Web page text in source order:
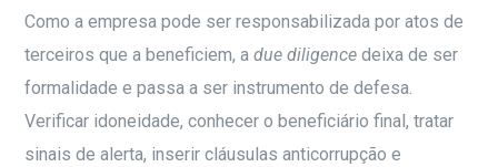
Como a empresa pode ser responsabilizada por atos de
terceiros que a beneficiem, adue diligencedeixa de ser
formalidade e passa a ser instrumento de defesa.
Verificar idoneidade, conhecer o beneficiário final, tratar
sinais de alerta, inserir cláusulas anticorrupção e